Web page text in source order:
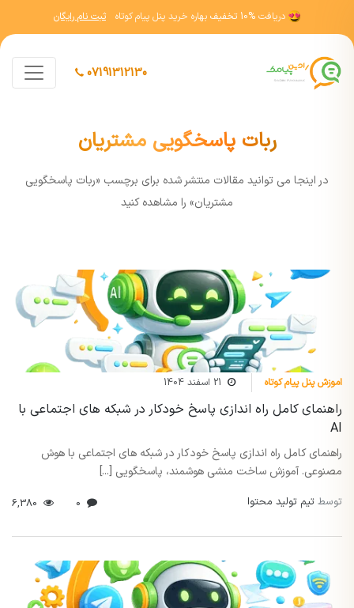
دریافت 10% تخفیف بهاره خرید پنل پیام کوتاه ثبت نام رایگان
07191312130
ربات پاسخگویی مشتریان
در اينجا مي توانيد مقالات منتشر شده برای برچسب «ربات پاسخگویی
مشتریان» را مشاهده کنيد
اموزش پنل پیام کوتاه 21 اسفند 1404
راهنمای کامل راه اندازی پاسخ خودکار در شبکه های اجتماعی با
AI
راهنمای کامل راه اندازی پاسخ خودکار در شبکه های اجتماعی با هوش
مصنوعی. آموزش ساخت منشی هوشمند، پاسخگویی [...]
توسط تیم تولید محتوا